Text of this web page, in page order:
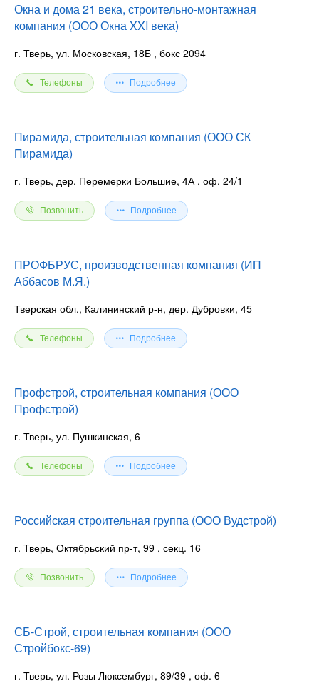
Окна и дома 21 века, строительно-монтажная
компания (ООО Окна XXI века)
г. Тверь, ул. Московская, 18Б , бокс 2094
Телефоны Подробнее
Пирамида, строительная компания (ООО СК
Пирамида)
г. Тверь, дер. Перемерки Большие, 4А , оф. 24/1
Позвонить Подробнее
ПРОФБРУС, производственная компания (ИП
Аббасов М.Я.)
Тверская обл., Калининский р-н, дер. Дубровки, 45
Телефоны Подробнее
Профстрой, строительная компания (ООО
Профстрой)
г. Тверь, ул. Пушкинская, 6
Телефоны Подробнее
Российская строительная группа (ООО Вудстрой)
г. Тверь, Октябрьский пр-т, 99 , секц. 16
Позвонить Подробнее
СБ-Строй, строительная компания (ООО
Стройбокс-69)
г. Тверь, ул. Розы Люксембург, 89/39 , оф. 6